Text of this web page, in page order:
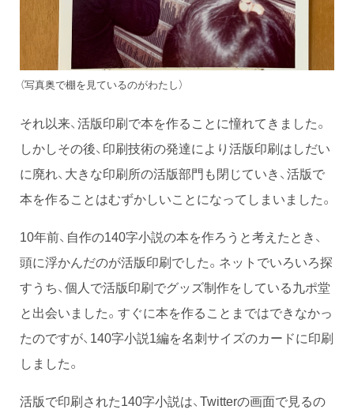
（写真奥で棚を見ているのがわたし）
それ以来、活版印刷で本を作ることに憧れてきました。
しかしその後、印刷技術の発達により活版印刷はしだい
に廃れ、大きな印刷所の活版部門も閉じていき、活版で
本を作ることはむずかしいことになってしまいました。
10年前、自作の140字小説の本を作ろうと考えたとき、
頭に浮かんだのが活版印刷でした。ネットでいろいろ探
すうち、個人で活版印刷でグッズ制作をしている九ポ堂
と出会いました。すぐに本を作ることまではできなかっ
たのですが、140字小説1編を名刺サイズのカードに印刷
しました。
活版で印刷された140字小説は、Twitterの画面で見るの